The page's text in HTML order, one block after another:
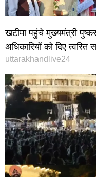
खटीमा पहुंचे मुख्यमंत्री
अधिकारियों को दिए त्वरित
uttarakhandlive24